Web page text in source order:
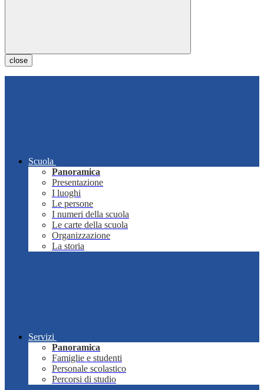
close
Scuola
Panoramica
Presentazione
I luoghi
Le persone
I numeri della scuola
Le carte della scuola
Organizzazione
La storia
Servizi
Panoramica
Famiglie e studenti
Personale scolastico
Percorsi di studio